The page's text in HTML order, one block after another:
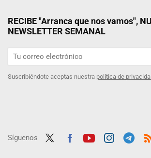
RECIBE "Arranca que nos vamos",
NEWSLETTER SEMANAL
Suscribiéndote aceptas nuestra política de
Síguenos